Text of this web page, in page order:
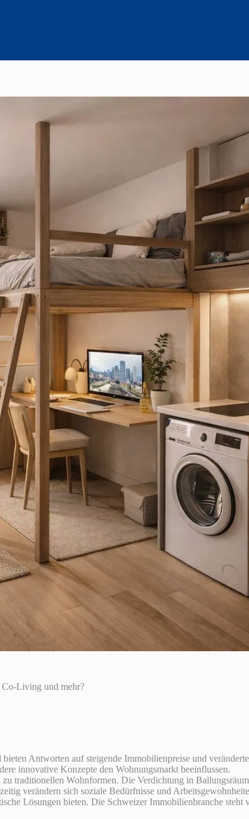
Living und mehr?
Antworten auf steigende Immobilienpreise und veränderte
innovative Konzepte den Wohnungsmarkt beeinflussen.
traditionellen Wohnformen. Die Verdichtung in
verändern sich soziale Bedürfnisse und
Lösungen bieten. Die Schweizer Immobilienbranche steht